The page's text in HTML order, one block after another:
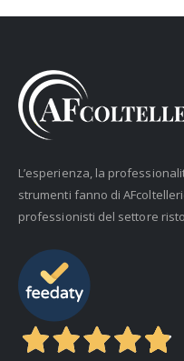
L’esperienza, la
strumenti fanno di
professionisti del settore